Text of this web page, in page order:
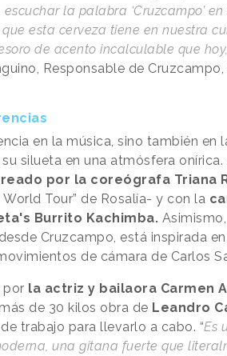
la palabra ‘Cruzcampo’ en
esta cerveza tiene en nuestra
de acento incalculable que
Responsable de Cruzcampo,
en la música, sino también en
silueta en una atmósfera onírica.
por la coreógrafa Triana
Tour” de Rosalía- y con la
Burrito Kachimba.
Cruzcampo, está inspirada
de cámara de Carlos
por la actriz y bailaora Carmen
de 30 kilos obra de Leandro
trabajo para llevarlo a cabo. “Es
una gitana fuerte que